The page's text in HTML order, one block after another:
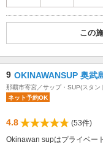
この
9 OKINAWANSUP 奥武
那覇市寄宮／サップ・SUP(スタン
ネット予約OK
4.8
(53件)
Okinawan supはプライベー